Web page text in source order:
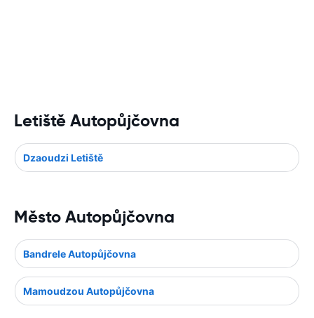
Letiště Autopůjčovna
Dzaoudzi Letiště
Město Autopůjčovna
Bandrele Autopůjčovna
Mamoudzou Autopůjčovna